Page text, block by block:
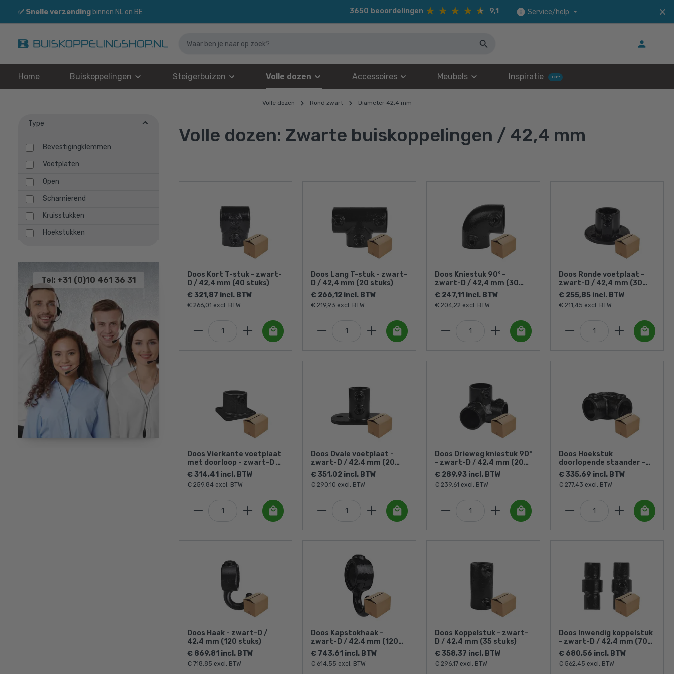
✅ Snelle verzending binnen NL en BE 3650 beoordelingen 9,1 Service/help
Home Buiskoppelingen Steigerbuizen Volle dozen Accessoires Meubels Inspiratie TIP!
Volle dozen Rond zwart Diameter 42,4 mm
Type
Bevestigingklemmen
Voetplaten
Open
Scharnierend
Kruisstukken
Hoekstukken
Overige
Leuningdragers
Haken
Koppelstukken
Kniestukken
Tel: +31 (0)10 461 36 31
Volle dozen: Zwarte buiskoppelingen / 42,4 mm
Doos Kort T-stuk - zwart-
D / 42,4 mm (40 stuks)
€ 321,87 incl. BTW
€ 266,01 excl. BTW
Doos Lang T-stuk - zwart-
D / 42,4 mm (20 stuks)
€ 266,12 incl. BTW
€ 219,93 excl. BTW
Doos Kniestuk 90° -
zwart-D / 42,4 mm (30
stuks)
€ 247,11 incl. BTW
€ 204,22 excl. BTW
Doos Ronde voetplaat -
zwart-D / 42,4 mm (30
stuks)
€ 255,85 incl. BTW
€ 211,45 excl. BTW
Doos Vierkante voetplaat
met doorloop - zwart-D /
42,4 mm (30 stuks)
€ 314,41 incl. BTW
€ 259,84 excl. BTW
Doos Ovale voetplaat -
zwart-D / 42,4 mm (20
stuks)
€ 351,02 incl. BTW
€ 290,10 excl. BTW
Doos Drieweg kniestuk 90°
- zwart-D / 42,4 mm (20
stuks)
€ 289,93 incl. BTW
€ 239,61 excl. BTW
Doos Hoekstuk
doorlopende staander -
zwart-D / 42,4 mm (30
stuks)
€ 335,69 incl. BTW
€ 277,43 excl. BTW
Doos Haak - zwart-D /
42,4 mm (120 stuks)
€ 869,81 incl. BTW
€ 718,85 excl. BTW
Doos Kapstokhaak -
zwart-D / 42,4 mm (120
stuks)
€ 743,61 incl. BTW
€ 614,55 excl. BTW
Doos Koppelstuk - zwart-
D / 42,4 mm (35 stuks)
€ 358,37 incl. BTW
€ 296,17 excl. BTW
Doos Inwendig koppelstuk
- zwart-D / 42,4 mm (70
stuks)
€ 680,56 incl. BTW
€ 562,45 excl. BTW